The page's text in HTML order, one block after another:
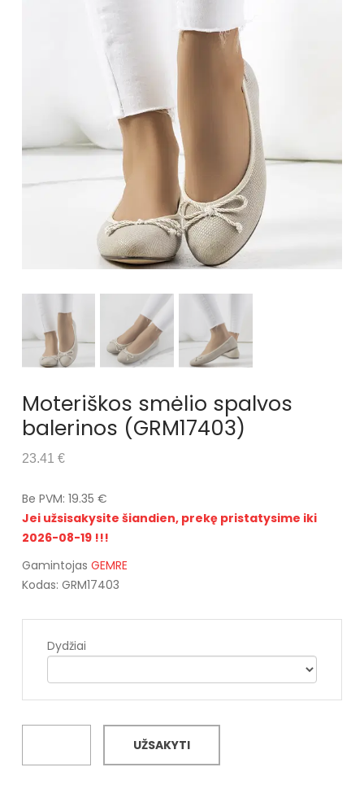
Moteriškos smėlio spalvos
balerinos (GRM17403)
23.41 €
Be PVM: 19.35 €
Jei užsisakysite šiandien, prekę pristatysime iki
2026-08-19 !!!
Gamintojas GEMRE
Kodas: GRM17403
Dydžiai
UŽSAKYTI